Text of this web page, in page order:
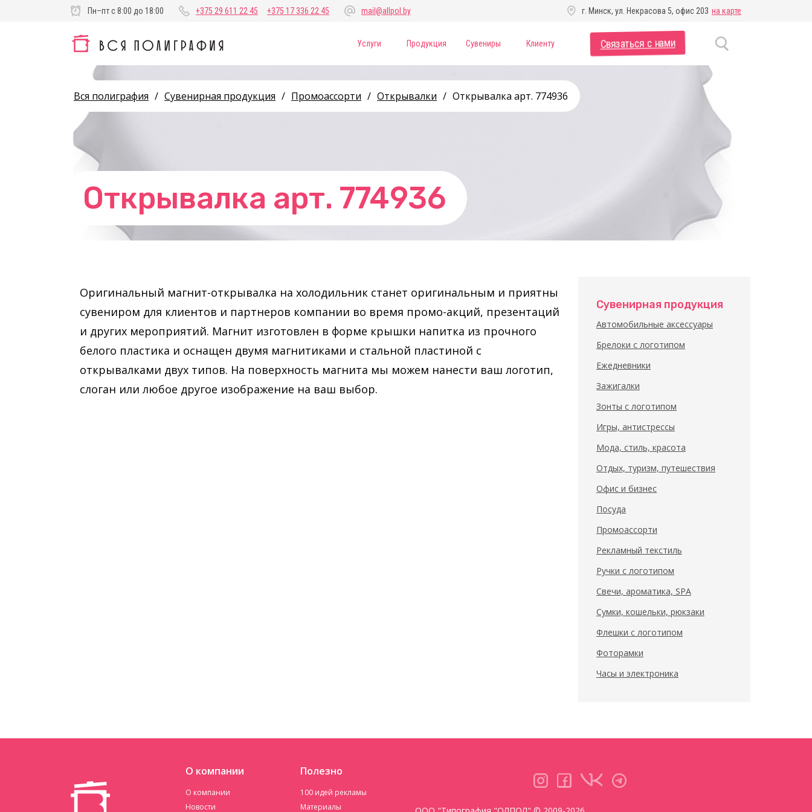
Пн–пт с 8:00 до 18:00 +375 29 611 22 45 +375 17 336 22 45 mail@allpol.by г. Минск, ул. Некрасова 5, офис 203 на карте
Услуги Продукция Сувениры Клиенту Связаться с нами
Вся полиграфия / Сувенирная продукция / Промоассорти / Открывалки / Открывалка арт. 774936
Открывалка арт. 774936
Оригинальный магнит-открывалка на холодильник станет оригинальным и приятны
сувениром для клиентов и партнеров компании во время промо-акций, презентаций
и других мероприятий. Магнит изготовлен в форме крышки напитка из прочного
белого пластика и оснащен двумя магнитиками и стальной пластиной с
открывалками двух типов. На поверхность магнита мы можем нанести ваш логотип,
слоган или любое другое изображение на ваш выбор.
Сувенирная продукция
Автомобильные аксессуары
Брелоки с логотипом
Ежедневники
Зажигалки
Зонты с логотипом
Игры, антистрессы
Мода, стиль, красота
Отдых, туризм, путешествия
Офис и бизнес
Посуда
Промоассорти
Рекламный текстиль
Ручки с логотипом
Свечи, ароматика, SPA
Сумки, кошельки, рюкзаки
Флешки с логотипом
Фоторамки
Часы и электроника
О компании
О компании
Новости
Полезно
100 идей рекламы
Материалы